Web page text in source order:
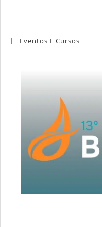
Eventos E Cursos